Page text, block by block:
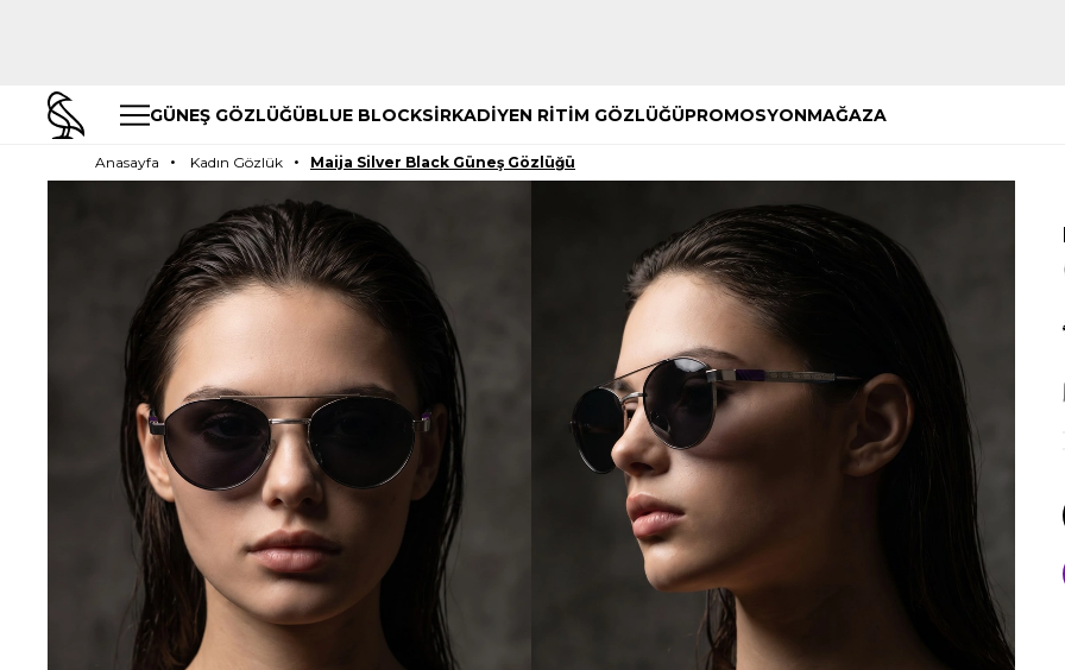
GÜNEŞ GÖZLÜĞÜBLUE BLOCKSİRKADİYEN RİTİM GÖZLÜĞÜPROMOSYONMAĞAZA
Anasayfa Kadın Gözlük Maija Silver Black Güneş Gözlüğü